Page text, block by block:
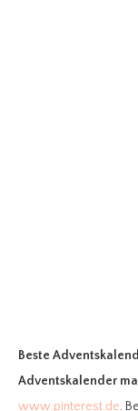
Beste
Adventskalender
www.pinterest.de.